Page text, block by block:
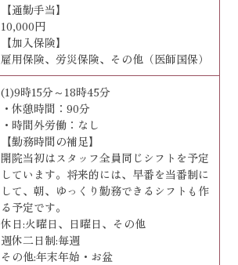
【通勤手当】
10,000円
【加入保険】
雇用保険、労災保険、その他（医師国保）
(1)9時15分～18時45分
・休憩時間：90分
・時間外労働：なし
【勤務時間の補足】
開院当初はスタッフ全員同じシフトを予定
しています。将来的には、早番を当番制に
して、朝、ゆっくり勤務できるシフトも作
る予定です。
休日:火曜日、日曜日、その他
週休二日制:毎週
その他:年末年始・お盆